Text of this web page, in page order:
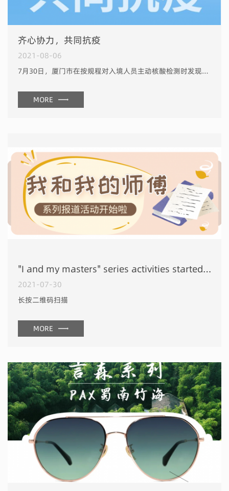
齐心协力，共同抗疫
2021-08-06
7月30日，厦门市在按规程对入境人员主动核酸检测时发现一名国际货运航班机组成员张某新冠病毒核酸检测呈阳性。通过扩大采样检测，发现其共同居住的3名家庭成员核酸阳性。 截止8月4日，厦门已有5例确诊病历...
MORE
"I and my masters" series activities started signing up
2021-07-30
长按二维码扫描
MORE